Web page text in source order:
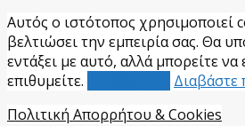
Αυτός ο ιστότοπος χρησιμοποιεί
βελτιώσει την εμπειρία σας. Θα
εντάξει με αυτό, αλλά μπορείτε να
επιθυμείτε.
Διαβάστε
Πολιτική Απορρήτου & Cookies